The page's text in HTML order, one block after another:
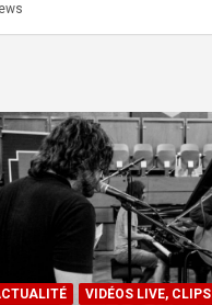
VIDÉOS LIVE, CLIPS